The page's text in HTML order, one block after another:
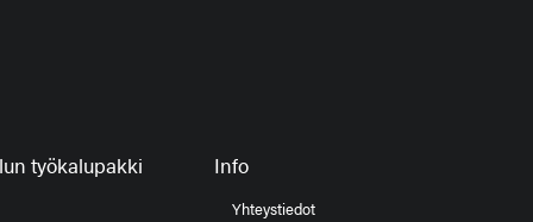
työkalupakki Info
Yhteystiedot